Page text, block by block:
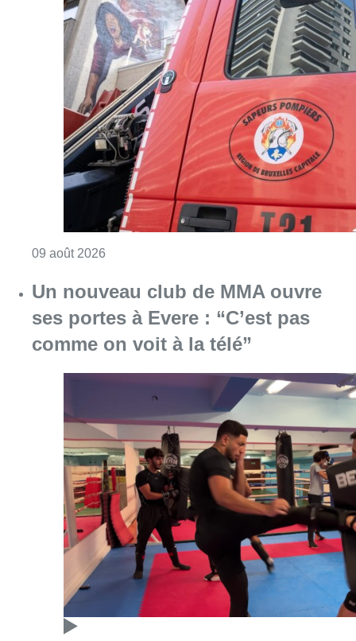
09 août 2026
Un nouveau club de MMA ouvre
ses portes à Evere : “C’est pas
comme on voit à la télé”